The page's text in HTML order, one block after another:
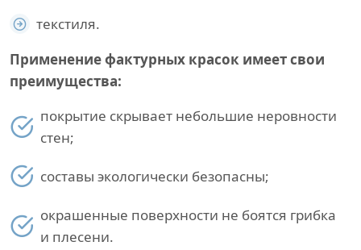
текстиля.
Применение фактурных красок имеет свои
преимущества:
покрытие скрывает небольшие неровности
стен;
составы экологически безопасны;
окрашенные поверхности не боятся грибка
и плесени.